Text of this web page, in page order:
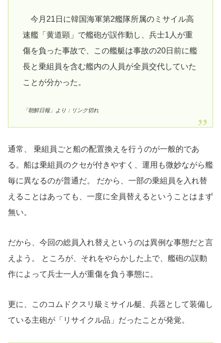
今月21日に韓国海軍第2艦隊所属のミサイル高
速艦「黄道顕」で艦砲が誤作動し、兵士1人が重
傷を負った事故で、この艦艇は事故の20日前に艦
長と乗組員を含む艦内の人員が全員交代していた
ことが分かった。
「朝鮮日報」より：リンク切れ
通常、 乗組員ごと船の配置換えを行うのが一般的であ
る。船は乗組員のクセが付きやすく、運用も微妙ながら艦
毎に異なるのが普通だ。 だから、一部の乗組員を入れ替
えることはあっても、一度に全員替えるということはまず
無い。
だから、今回の総員入れ替えというのは異例な事態だと言
えよう。 ところが、それをやらかした上で、艦砲の誤動
作によって兵士一人が重傷を負う事態に。
更に、このコムドクスリ級ミサイル艇、兵器として装備し
ている主砲が「リサイクル品」だったことが発覚。